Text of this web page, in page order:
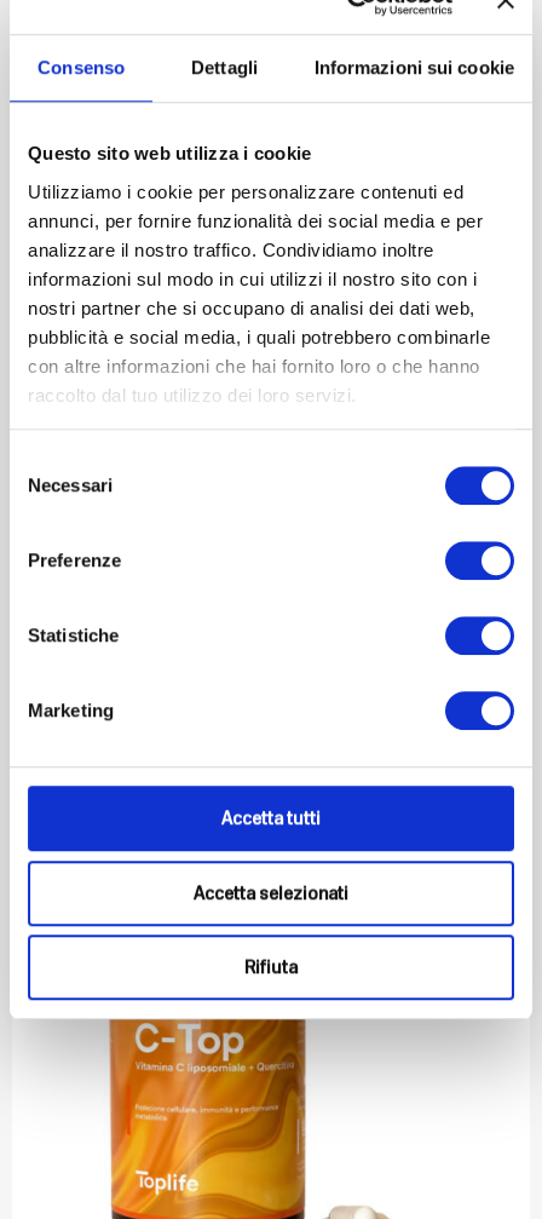
Consenso Dettagli Informazioni sui cookie
Questo sito web utilizza i cookie
Utilizziamo i cookie per personalizzare contenuti ed
annunci, per fornire funzionalità dei social media e per
analizzare il nostro traffico. Condividiamo inoltre
informazioni sul modo in cui utilizzi il nostro sito con i
nostri partner che si occupano di analisi dei dati web,
pubblicità e social media, i quali potrebbero combinarle
con altre informazioni che hai fornito loro o che hanno
raccolto dal tuo utilizzo dei loro servizi.
delNecessari
Preferenze
Statistiche
Marketing
Accetta tutti
Accetta selezionati
Rifiuta
20% DISCOUNT